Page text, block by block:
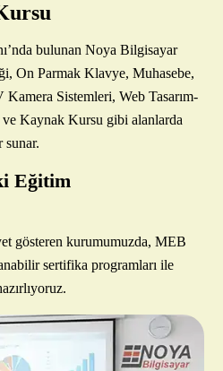
bulunan Noya Bilgisayar
On Parmak Klavye, Muhasebe,
Sistemleri, Web Tasarım-
Kaynak Kursu gibi alanlarda
sunar.
Eğitim
gösteren kurumumuzda, MEB
sertifika programları ile